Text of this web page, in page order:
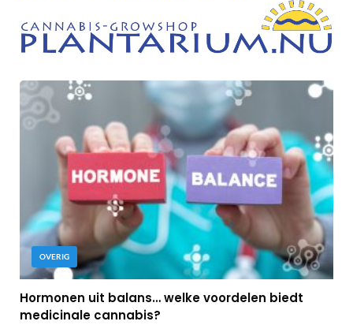
OVERIG
Hormonen uit balans… welke voordelen biedt
medicinale cannabis?